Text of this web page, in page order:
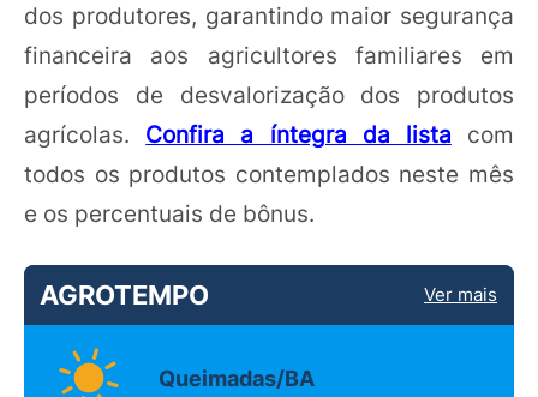
dos produtores, garantindo maior segurança
financeira aos agricultores familiares em
períodos de desvalorização dos produtos
agrícolas. Confira a íntegra da lista com
todos os produtos contemplados neste mês
e os percentuais de bônus.
AGROTEMPO Ver mais
Queimadas/BA